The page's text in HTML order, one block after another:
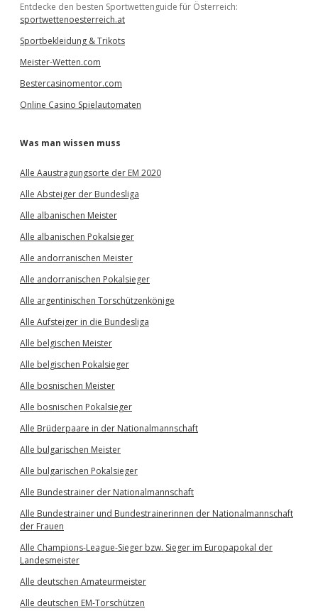
Entdecke den besten Sportwettenguide für Österreich:
sportwettenoesterreich.at
Sportbekleidung & Trikots
Meister-Wetten.com
Bestercasinomentor.com
Online Casino Spielautomaten
Was man wissen muss
Alle Aaustragungsorte der EM 2020
Alle Absteiger der Bundesliga
Alle albanischen Meister
Alle albanischen Pokalsieger
Alle andorranischen Meister
Alle andorranischen Pokalsieger
Alle argentinischen Torschützenkönige
Alle Aufsteiger in die Bundesliga
Alle belgischen Meister
Alle belgischen Pokalsieger
Alle bosnischen Meister
Alle bosnischen Pokalsieger
Alle Brüderpaare in der Nationalmannschaft
Alle bulgarischen Meister
Alle bulgarischen Pokalsieger
Alle Bundestrainer der Nationalmannschaft
Alle Bundestrainer und Bundestrainerinnen der Nationalmannschaft
der Frauen
Alle Champions-League-Sieger bzw. Sieger im Europapokal der
Landesmeister
Alle deutschen Amateurmeister
Alle deutschen EM-Torschützen